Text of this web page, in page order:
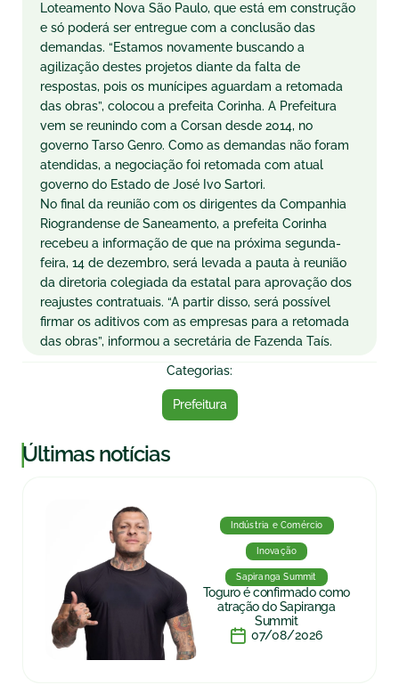
Loteamento Nova São Paulo, que está em construção
e só poderá ser entregue com a conclusão das
demandas. “Estamos novamente buscando a
agilização destes projetos diante da falta de
respostas, pois os munícipes aguardam a retomada
das obras”, colocou a prefeita Corinha. A Prefeitura
vem se reunindo com a Corsan desde 2014, no
governo Tarso Genro. Como as demandas não foram
atendidas, a negociação foi retomada com atual
governo do Estado de José Ivo Sartori.
No final da reunião com os dirigentes da Companhia
Riograndense de Saneamento, a prefeita Corinha
recebeu a informação de que na próxima segunda-
feira, 14 de dezembro, será levada a pauta à reunião
da diretoria colegiada da estatal para aprovação dos
reajustes contratuais. “A partir disso, será possível
firmar os aditivos com as empresas para a retomada
das obras”, informou a secretária de Fazenda Taís.
Categorias:
Prefeitura
|Últimas notícias
Indústria e Comércio
Inovação
Sapiranga Summit
Toguro é confirmado como
atração do Sapiranga
Summit
07/08/2026